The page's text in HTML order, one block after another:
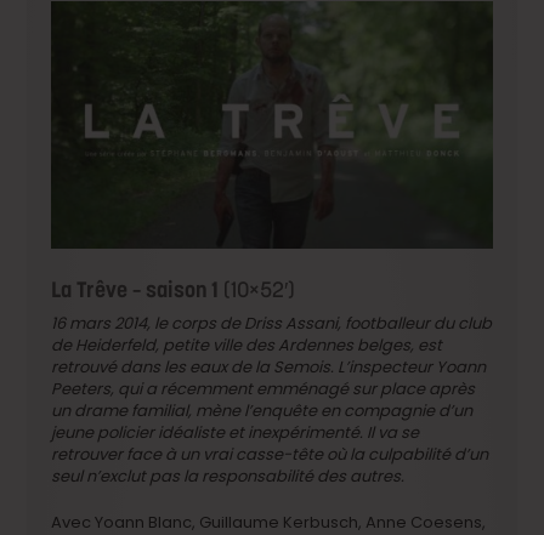
La Trêve – saison 1 (10×52′)
16 mars 2014, le corps de Driss Assani, footballeur du club
de Heiderfeld, petite ville des Ardennes belges, est
retrouvé dans les eaux de la Semois. L’inspecteur Yoann
Peeters, qui a récemment emménagé sur place après
un drame familial, mène l’enquête en compagnie d’un
jeune policier idéaliste et inexpérimenté. Il va se
retrouver face à un vrai casse-tête où la culpabilité d’un
seul n’exclut pas la responsabilité des autres.
Avec Yoann Blanc, Guillaume Kerbusch, Anne Coesens,